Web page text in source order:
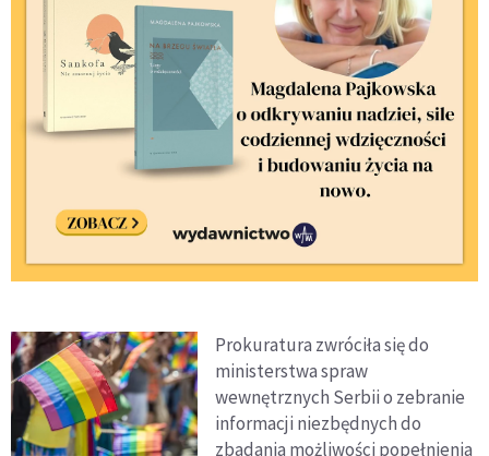
Prokuratura zwróciła się do
ministerstwa spraw
wewnętrznych Serbii o zebranie
informacji niezbędnych do
zbadania możliwości popełnienia